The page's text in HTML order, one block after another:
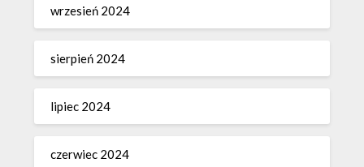
wrzesień 2024
sierpień 2024
lipiec 2024
czerwiec 2024